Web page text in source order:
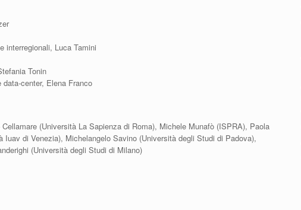
interregionali, Luca Tamini
Tonin
center, Elena Franco
(Università La Sapienza di Roma), Michele Munafò (ISPRA), Paola
di Venezia), Michelangelo Savino (Università degli Studi di Padova),
(Università degli Studi di Milano)